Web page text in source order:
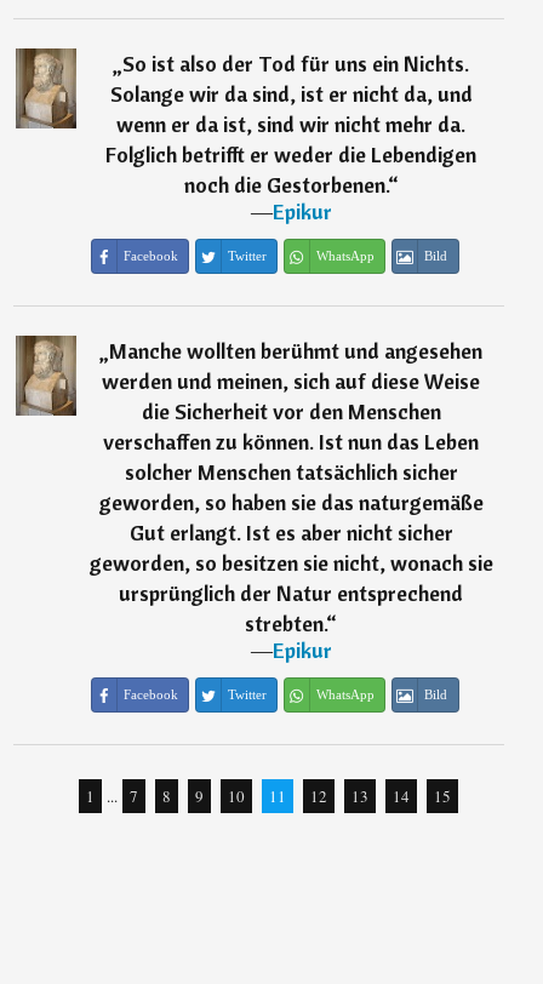
„So ist also der Tod für uns ein Nichts.
Solange wir da sind, ist er nicht da, und
wenn er da ist, sind wir nicht mehr da.
Folglich betrifft er weder die Lebendigen
noch die Gestorbenen.“
―Epikur
Facebook Twitter WhatsApp Bild
„Manche wollten berühmt und angesehen
werden und meinen, sich auf diese Weise
die Sicherheit vor den Menschen
verschaffen zu können. Ist nun das Leben
solcher Menschen tatsächlich sicher
geworden, so haben sie das naturgemäße
Gut erlangt. Ist es aber nicht sicher
geworden, so besitzen sie nicht, wonach sie
ursprünglich der Natur entsprechend
strebten.“
―Epikur
Facebook Twitter WhatsApp Bild
1 ... 7 8 9 10 11 12 13 14 15